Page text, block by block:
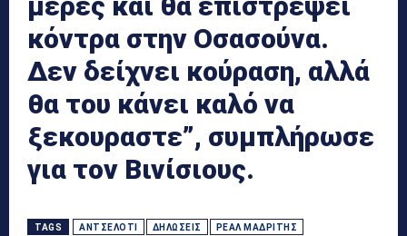
κόντρα στην Οσασούνα.
Δεν δείχνει κούραση, αλλά
θα του κάνει καλό να
ξεκουραστε”, συμπλήρωσε
για τον Βινίσιους.
TAGS ΑΝΤΣΕΛΌΤΙ ΔΗΛΏΣΕΙΣ ΡΕΆΛ ΜΑΔΡΊΤΗΣ